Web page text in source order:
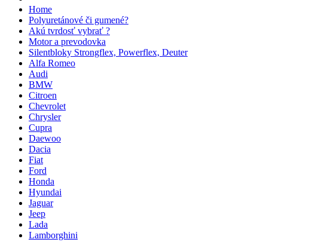
Home
Polyuretánové či gumené?
Akú tvrdosť vybrať ?
Motor a prevodovka
Silentbloky Strongflex, Powerflex, Deuter
Alfa Romeo
Audi
BMW
Citroen
Chevrolet
Chrysler
Cupra
Daewoo
Dacia
Fiat
Ford
Honda
Hyundai
Jaguar
Jeep
Lada
Lamborghini